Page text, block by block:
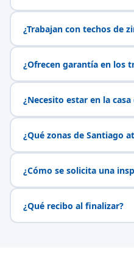
¿Trabajan con techos de
¿Ofrecen garantía en los
¿Necesito estar en la
¿Qué zonas de Santiago
¿Cómo se solicita una
¿Qué recibo al finalizar?